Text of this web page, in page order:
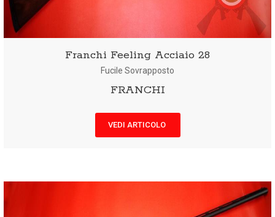
Franchi Feeling Acciaio 28
Fucile Sovrapposto
FRANCHI
VEDI ARTICOLO